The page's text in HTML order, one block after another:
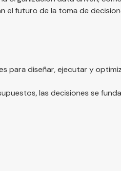
el futuro de la toma de
para diseñar, ejecutar y
las decisiones se